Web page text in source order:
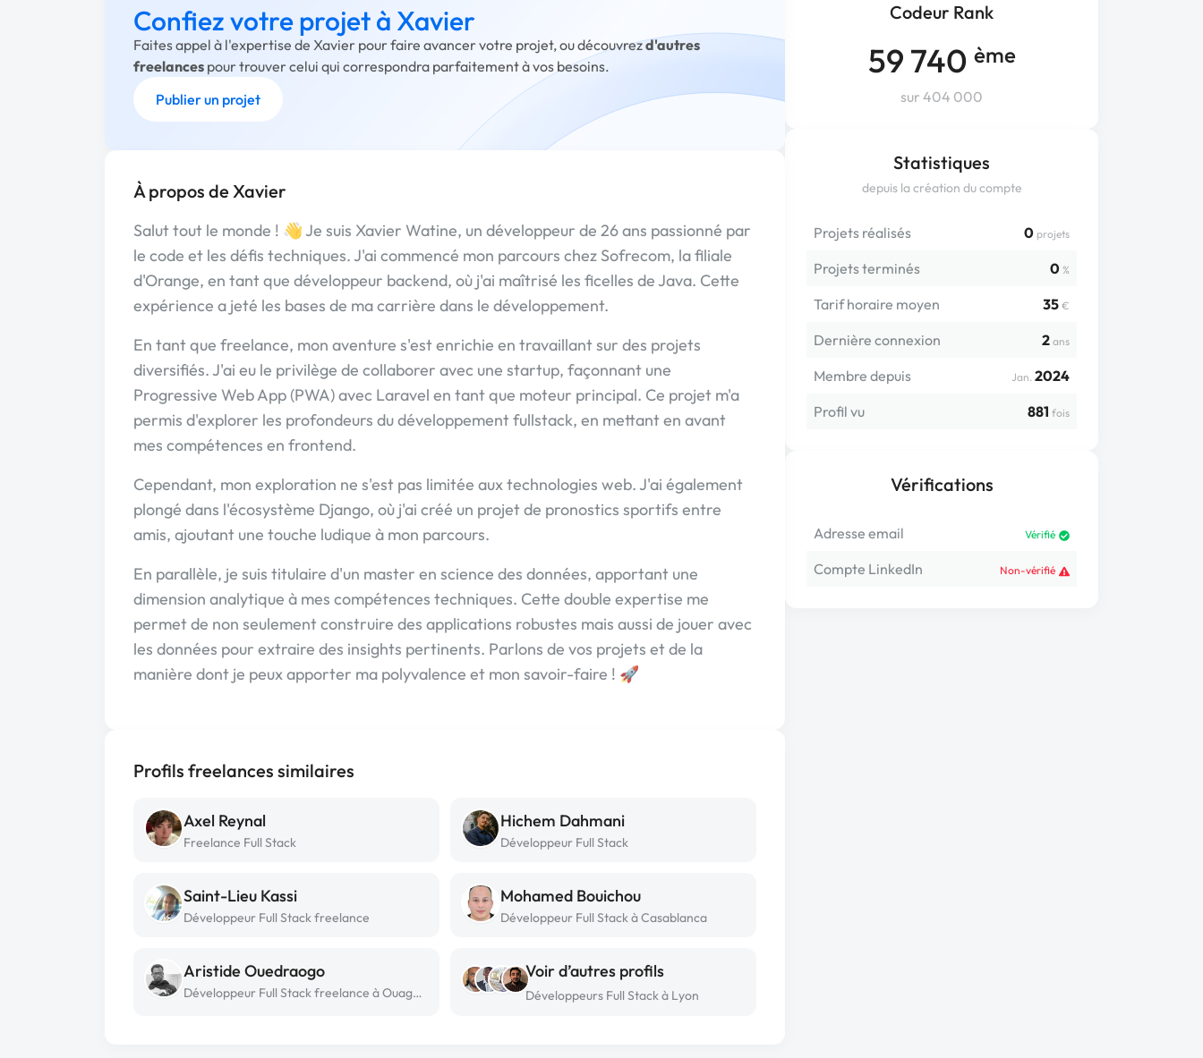
Codeur Rank
59 740 ème
sur 404 000
Statistiques
depuis la création du compte
Projets réalisés 0 projets
Projets terminés 0 %
Tarif horaire moyen 35 €
Dernière connexion 2 ans
Membre depuis Jan. 2024
Profil vu
881 fois
Vérifications
Adresse email Vérifié
Compte LinkedIn Non-vérifié
Confiez votre projet à Xavier
Faites appel à l'expertise de Xavier pour faire avancer votre projet, ou découvrezd'autres
freelances pour trouver celui qui correspondra parfaitement à vos besoins.
Publier un projet
À propos de Xavier
Salut tout le monde ! 👋 Je suis Xavier Watine, un développeur de 26 ans passionné par
le code et les défis techniques. J'ai commencé mon parcours chez Sofrecom, la filiale
d'Orange, en tant que développeur backend, où j'ai maîtrisé les ficelles de Java. Cette
expérience a jeté les bases de ma carrière dans le développement.
En tant que freelance, mon aventure s'est enrichie en travaillant sur des projets
diversifiés. J'ai eu le privilège de collaborer avec une startup, façonnant une
Progressive Web App (PWA) avec Laravel en tant que moteur principal. Ce projet m'a
permis d'explorer les profondeurs du développement fullstack, en mettant en avant
mes compétences en frontend.
Cependant, mon exploration ne s'est pas limitée aux technologies web. J'ai également
plongé dans l'écosystème Django, où j'ai créé un projet de pronostics sportifs entre
amis, ajoutant une touche ludique à mon parcours.
En parallèle, je suis titulaire d'un master en science des données, apportant une
dimension analytique à mes compétences techniques. Cette double expertise me
permet de non seulement construire des applications robustes mais aussi de jouer avec
les données pour extraire des insights pertinents. Parlons de vos projets et de la
manière dont je peux apporter ma polyvalence et mon savoir-faire ! 🚀
Profils freelances similaires
Axel Reynal
Freelance Full Stack
Hichem Dahmani
Développeur Full Stack
Saint-Lieu Kassi
Développeur Full Stack freelance
Mohamed Bouichou
Développeur Full Stack à Casablanca
Aristide Ouedraogo
Développeur Full Stack freelance à Ouagadougou
Voir d’autres profils
Développeurs Full Stack à Lyon